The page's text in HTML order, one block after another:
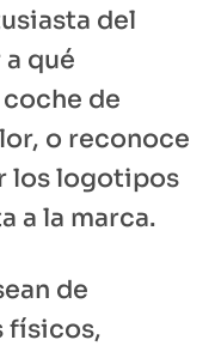
del
qué
de
o reconoce
los logotipos
a la marca.
de
físicos,